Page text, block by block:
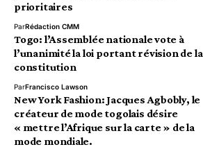
prioritaires
ParRédaction CMM
Togo: l’Assemblée nationale vote à
l’unanimité la loi portant révision de la
constitution
ParFrancisco Lawson
New York Fashion: Jacques Agbobly, le
créateur de mode togolais désire
« mettre l’Afrique sur la carte » de la
mode mondiale.